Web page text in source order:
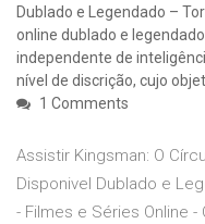
Dublado e Legendado –
online dublado e
independente de
nível de discrição, cujo
1 Comments
Assistir Kingsman: O
Disponivel Dublado e
- Filmes e Séries Online -